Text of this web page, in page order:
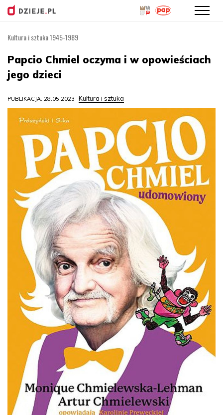
treści
Kultura i sztuka 1945-1989
Papcio Chmiel oczyma i w opowieściach
jego dzieci
PUBLIKACJA: 28.05.2023 Kultura i sztuka